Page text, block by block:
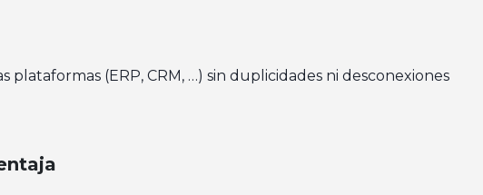
plataformas (ERP, CRM, …) sin duplicidades ni desconexiones